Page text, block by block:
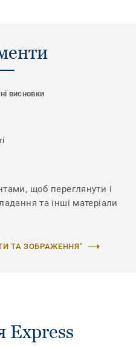
висновки
щоб переглянути і
та інші матеріали
ТА ЗОБРАЖЕННЯ"
Express